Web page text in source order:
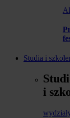
Studia i
i